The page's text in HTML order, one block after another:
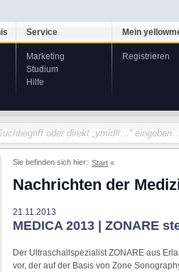
Service
Marketing
Studium
Hilfe
Mein
Registrieren
Sie befinden sich hier: Start
Nachrichten der
21.11.2013
MEDICA 2013 | ZONARE
Der Ultraschallspezialist ZONARE aus
vor, der auf der Basis von Zone